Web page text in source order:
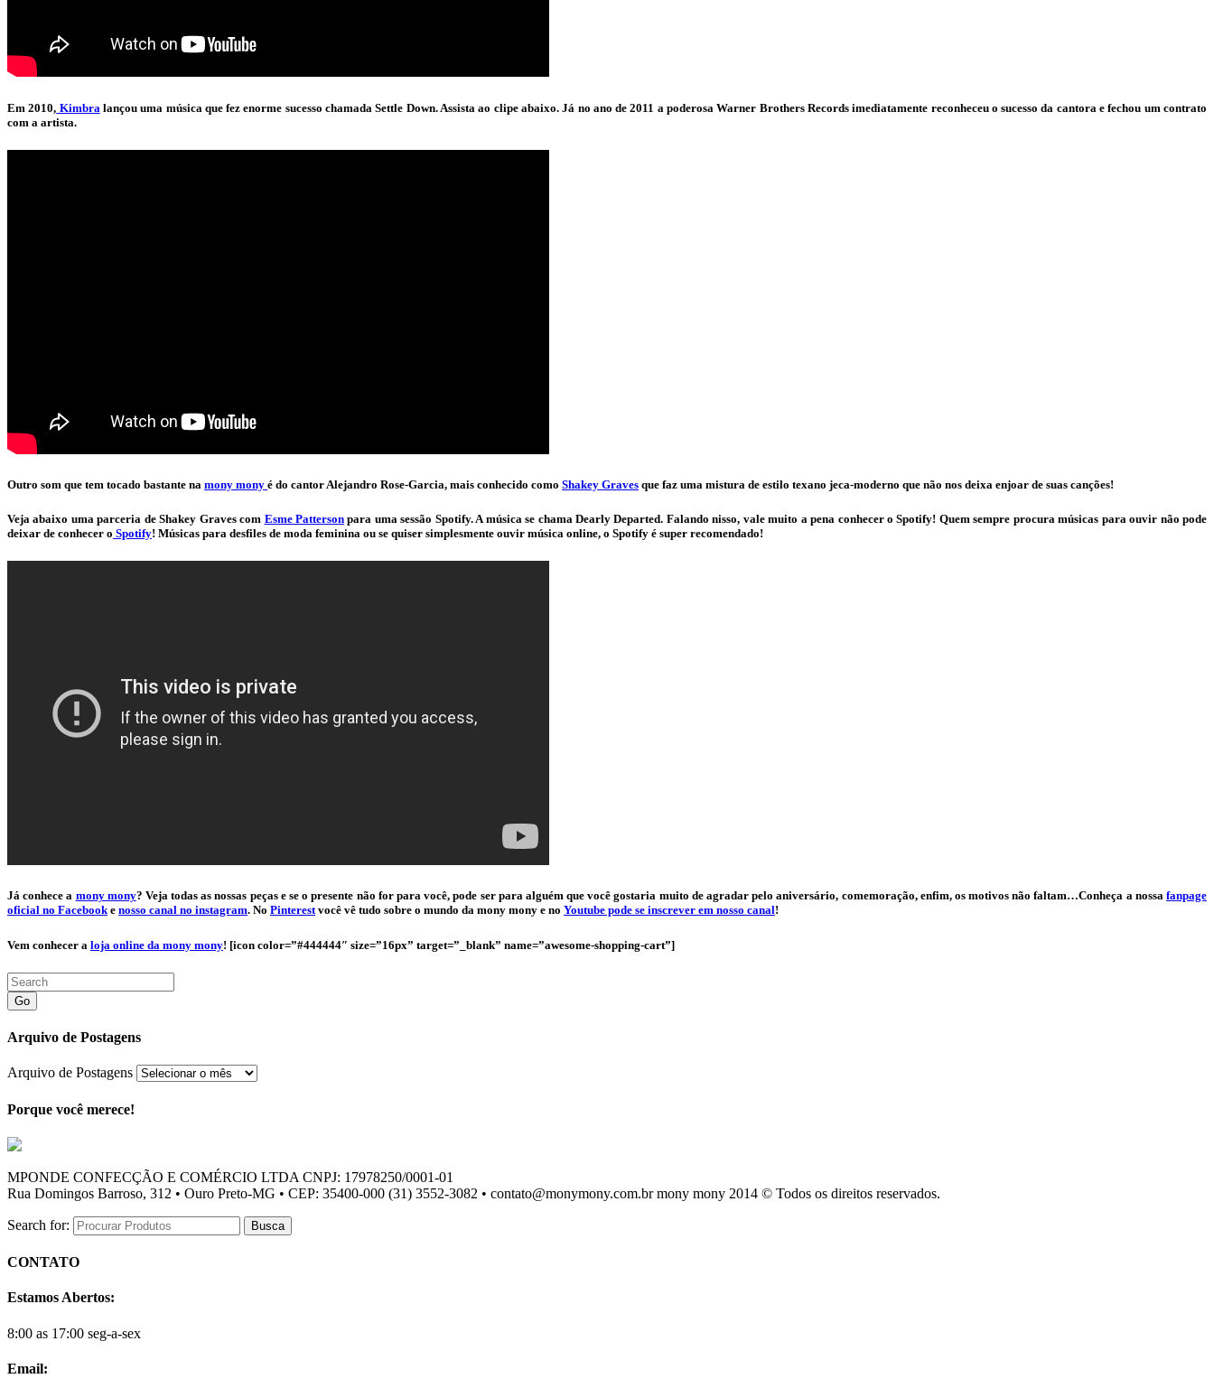
Em 2010, Kimbra lançou uma música que fez enorme sucesso chamada Settle Down. Assista ao clipe abaixo. Já no ano de 2011 a poderosa Warner Brothers Records imediatamente reconheceu o sucesso da cantora e fechou um contrato
com a artista.
Outro som que tem tocado bastante na mony mony é do cantor Alejandro Rose-Garcia, mais conhecido como Shakey Graves que faz uma mistura de estilo texano jeca-moderno que não nos deixa enjoar de suas canções!
Veja abaixo uma parceria de Shakey Graves com Esme Patterson para uma sessão Spotify. A música se chama Dearly Departed. Falando nisso, vale muito a pena conhecer o Spotify! Quem sempre procura músicas para ouvir não pode
deixar de conhecer o Spotify! Músicas para desfiles de moda feminina ou se quiser simplesmente ouvir música online, o Spotify é super recomendado!
Já conhece a mony mony? Veja todas as nossas peças e se o presente não for para você, pode ser para alguém que você gostaria muito de agradar pelo aniversário, comemoração, enfim, os motivos não faltam…Conheça a nossafanpage
oficial no Facebooke nosso canal no instagram. No Pinterestvocê vê tudo sobre o mundo da mony mony e no Youtube pode se inscrever em nosso canal!
Vem conhecer a loja online da mony mony! [icon color=”#444444″ size=”16px” target=”_blank” name=”awesome-shopping-cart”]
Go
Arquivo de Postagens
Arquivo de Postagens
Porque você merece!
MPONDE CONFECÇÃO E COMÉRCIO LTDA CNPJ: 17978250/0001-01
Rua Domingos Barroso, 312 • Ouro Preto-MG • CEP: 35400-000 (31) 3552-3082 • contato@monymony.com.br mony mony 2014 © Todos os direitos reservados.
Search for:
CONTATO
Estamos Abertos:
8:00 as 17:00 seg-a-sex
Email: